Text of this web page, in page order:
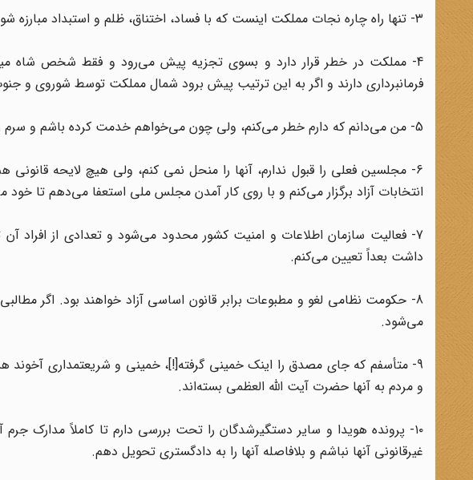
٣- تنها راه چاره نجات مملکت اینست که با فساد، اختناق، ظلم و استبداد مبارزه شود و شخص اول مملکت نیز به این امر واقف می‌باشند.
4- مملکت در خطر قرار دارد و بسوی تجزیه پیش می‌رود و فقط شخص شاه
فرمانبرداری دارند و اگر به این ترتیب پیش برود شمال مملکت توسط شوروی و
5- من می‌دانم که دارم خطر می‌کنم، ولی چون می‌خواهم خدمت کرده باشم و سرم را روی دست گرفته و جلو می‌آیم.
6- مجلسین فعلی را قبول ندارم، آنها را منحل نمی کنم، ولی هیچ لایحه
انتخابات آزاد برگزار می‌کنم و با روی کار آمدن مجلس ملی استعفا می‌دهم تا خود
7- فعالیت سازمان اطلاعات و امنیت کشور محدود می‌شود و تعدادی از افراد
داشت بعداً تعیین می‌کنم.
8- حکومت نظامی لغو و مطبوعات برابر قانون اساسی آزاد خواهند بود. اگر
می‌شود.
9- متأسفم که جای مصدق را اینک خمینی گرفته[!]، خمینی و شریعتمداری آخوند
و مردم به آنها حضرت آیت الله العظمی بسته‌اند.
۱۰- پرونده هویدا و سایر دستگیرشدگان را تحت بررسی دارم تا کاملاً مدارک
غیرقانونی آنها نباشم و بلافاصله آنها را به دادگستری تحویل دهم.